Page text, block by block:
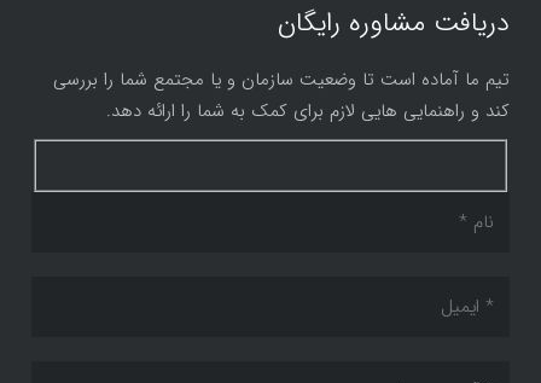
دریافت مشاوره رایگان
تیم ما آماده است تا وضعیت سازمان و یا مجتمع شما را بررسی
کند و راهنمایی هایی لازم برای کمک به شما را ارائه دهد.